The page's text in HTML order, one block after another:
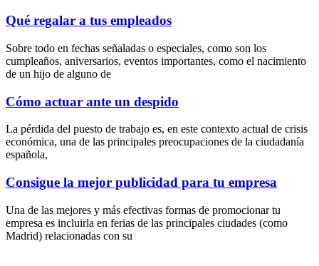
Qué regalar a tus empleados
Sobre todo en fechas señaladas o especiales, como son los
cumpleaños, aniversarios, eventos importantes, como el nacimiento
de un hijo de alguno de
Cómo actuar ante un despido
La pérdida del puesto de trabajo es, en este contexto actual de crisis
económica, una de las principales preocupaciones de la ciudadanía
española,
Consigue la mejor publicidad para tu empresa
Una de las mejores y más efectivas formas de promocionar tu
empresa es incluirla en ferias de las principales ciudades (como
Madrid) relacionadas con su